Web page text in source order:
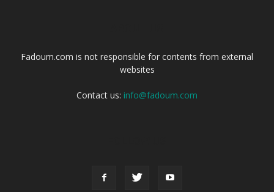
Fadoum.com is not responsible for contents from external
websites
Contact us: info@fadoum.com